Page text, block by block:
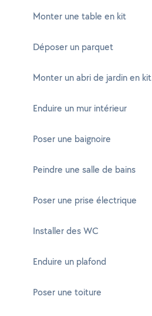
Monter une table en kit
Déposer un parquet
Monter un abri de jardin en kit
Enduire un mur intérieur
Poser une baignoire
Peindre une salle de bains
Poser une prise électrique
Installer des WC
Enduire un plafond
Poser une toiture